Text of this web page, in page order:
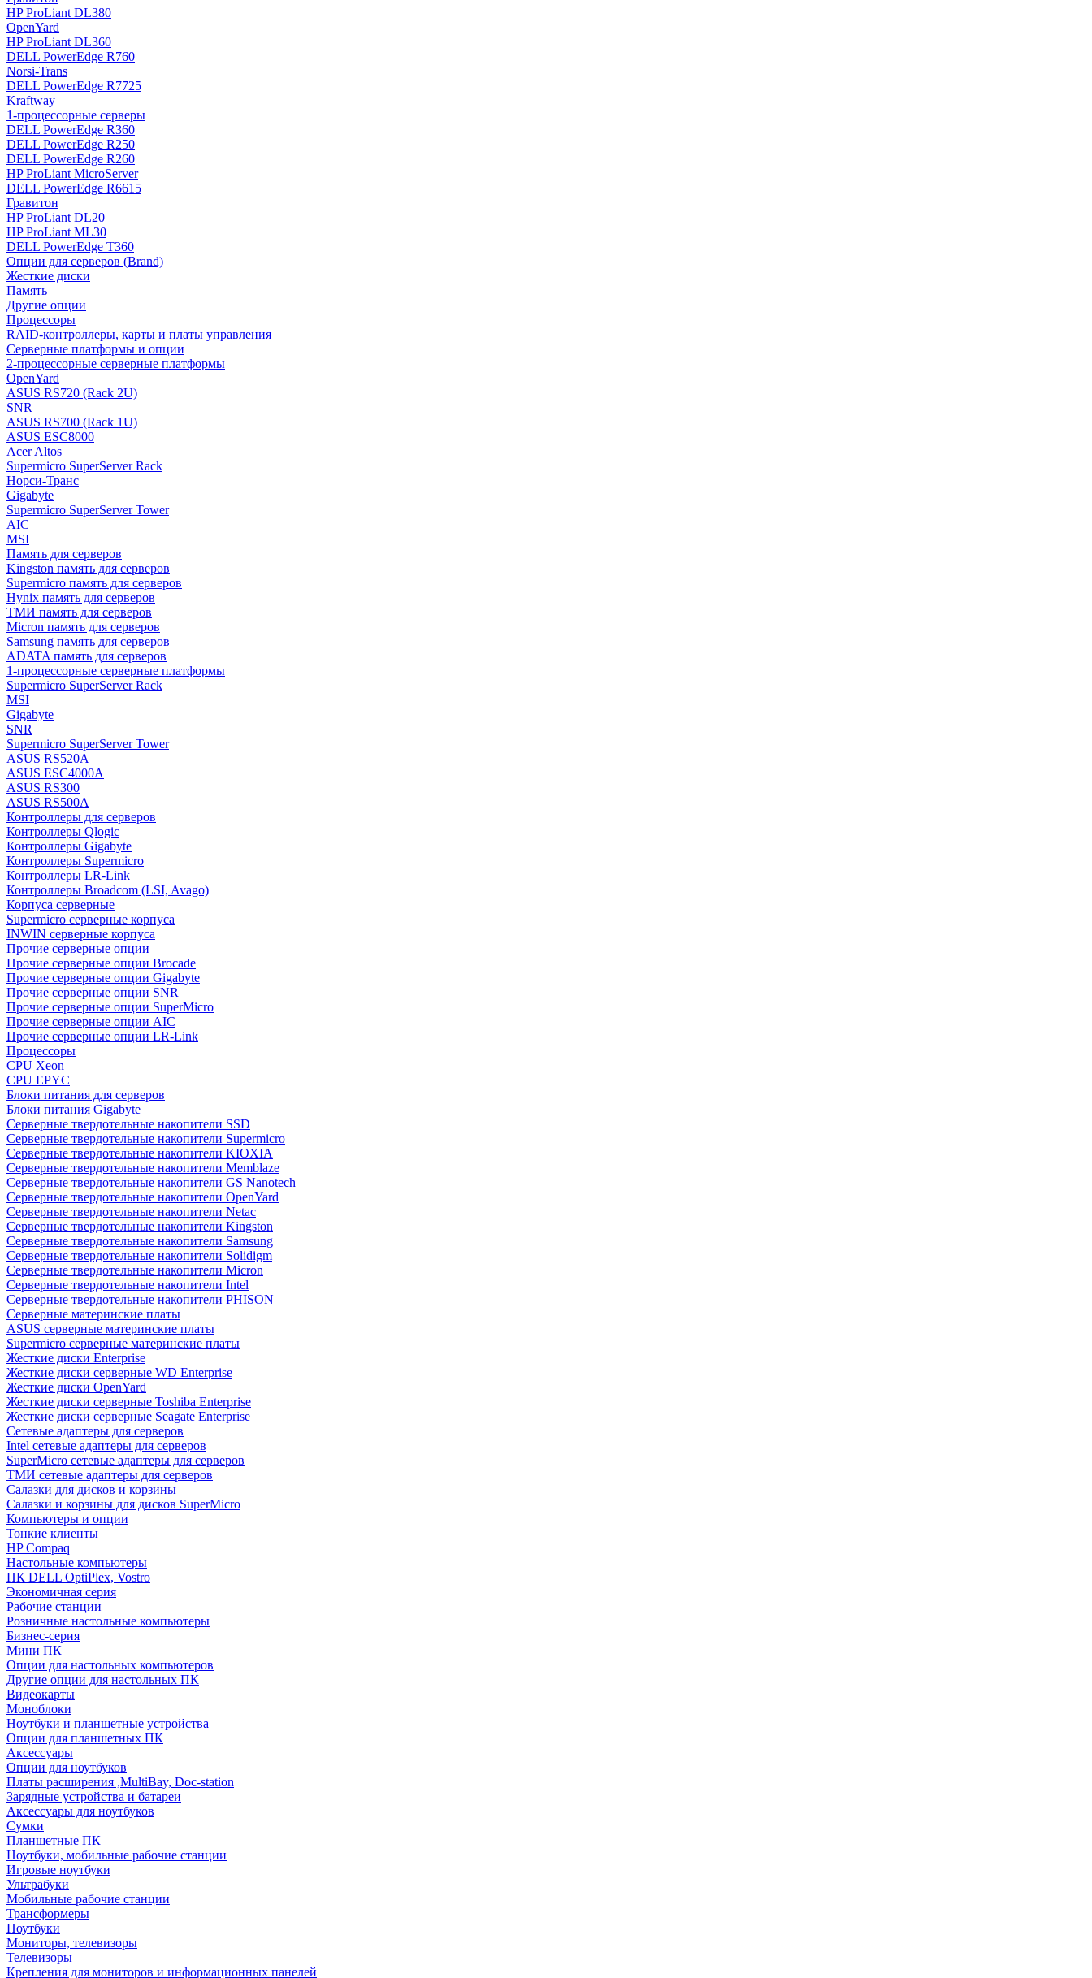
HP ProLiant DL380
OpenYard
HP ProLiant DL360
DELL PowerEdge R760
Norsi-Trans
DELL PowerEdge R7725
Kraftway
1-процессорные серверы
DELL PowerEdge R360
DELL PowerEdge R250
DELL PowerEdge R260
HP ProLiant MicroServer
DELL PowerEdge R6615
Гравитон
HP ProLiant DL20
HP ProLiant ML30
DELL PowerEdge T360
Опции для серверов (Brand)
Жесткие диски
Память
Другие опции
Процессоры
RAID-контроллеры, карты и платы управления
Серверные платформы и опции
2-процессорные серверные платформы
OpenYard
ASUS RS720 (Rack 2U)
SNR
ASUS RS700 (Rack 1U)
ASUS ESC8000
Acer Altos
Supermicro SuperServer Rack
Норси-Транс
Gigabyte
Supermicro SuperServer Tower
AIC
MSI
Память для серверов
Kingston память для серверов
Supermicro память для серверов
Hynix память для серверов
ТМИ память для серверов
Micron память для серверов
Samsung память для серверов
ADATA память для серверов
1-процессорные серверные платформы
Supermicro SuperServer Rack
MSI
Gigabyte
SNR
Supermicro SuperServer Tower
ASUS RS520A
ASUS ESC4000A
ASUS RS300
ASUS RS500A
Контроллеры для серверов
Контроллеры Qlogic
Контроллеры Gigabyte
Контроллеры Supermicro
Контроллеры LR-Link
Контроллеры Broadcom (LSI, Avago)
Корпуса серверные
Supermicro серверные корпуса
INWIN серверные корпуса
Прочие серверные опции
Прочие серверные опции Brocade
Прочие серверные опции Gigabyte
Прочие серверные опции SNR
Прочие серверные опции SuperMicro
Прочие серверные опции AIC
Прочие серверные опции LR-Link
Процессоры
CPU Xeon
CPU EPYC
Блоки питания для серверов
Блоки питания Gigabyte
Серверные твердотельные накопители SSD
Cерверные твердотельные накопители Supermicro
Cерверные твердотельные накопители KIOXIA
Cерверные твердотельные накопители Memblaze
Cерверные твердотельные накопители GS Nanotech
Серверные твердотельные накопители OpenYard
Серверные твердотельные накопители Netac
Cерверные твердотельные накопители Kingston
Cерверные твердотельные накопители Samsung
Cерверные твердотельные накопители Solidigm
Cерверные твердотельные накопители Micron
Cерверные твердотельные накопители Intel
Cерверные твердотельные накопители PHISON
Серверные материнские платы
ASUS серверные материнские платы
Supermicro серверные материнские платы
Жесткие диски Enterprise
Жесткие диски серверные WD Enterprise
Жесткие диски OpenYard
Жесткие диски серверные Toshiba Enterprise
Жесткие диски серверные Seagate Enterprise
Сетевые адаптеры для серверов
Intel сетевые адаптеры для серверов
SuperMicro сетевые адаптеры для серверов
ТМИ сетевые адаптеры для серверов
Салазки для дисков и корзины
Салазки и корзины для дисков SuperMicro
Компьютеры и опции
Тонкие клиенты
HP Compaq
Настольные компьютеры
ПК DELL OptiPlex, Vostro
Экономичная серия
Рабочие станции
Розничные настольные компьютеры
Бизнес-серия
Мини ПК
Опции для настольных компьютеров
Другие опции для настольных ПК
Видеокарты
Моноблоки
Ноутбуки и планшетные устройства
Опции для планшетных ПК
Аксессуары
Опции для ноутбуков
Платы расширения ,MultiBay, Doc-station
Зарядные устройства и батареи
Аксессуары для ноутбуков
Сумки
Планшетные ПК
Ноутбуки, мобильные рабочие станции
Игровые ноутбуки
Ультрабуки
Мобильные рабочие станции
Трансформеры
Ноутбуки
Мониторы, телевизоры
Телевизоры
Крепления для мониторов и информационных панелей